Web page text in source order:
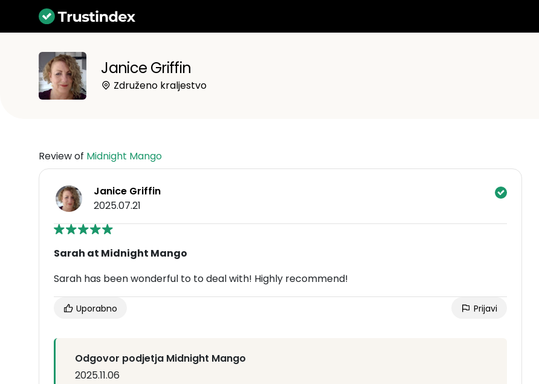
Janice Griffin
Združeno kraljestvo
Review of Midnight Mango
Janice Griffin
2025.07.21
Sarah at Midnight Mango
Sarah has been wonderful to to deal with! Highly recommend!
Uporabno Prijavi
Odgovor podjetja Midnight Mango
2025.11.06